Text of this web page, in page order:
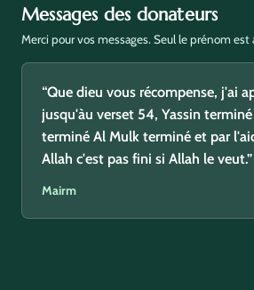
Messages des donateurs
Merci pour vos messages. Seul le prénom
“Que dieu vous récompense, j'ai
jusqu'àu verset 54, Yassin
terminé Al Mulk terminé et par
Allah c'est pas fini si Allah le veut.”
Mairm